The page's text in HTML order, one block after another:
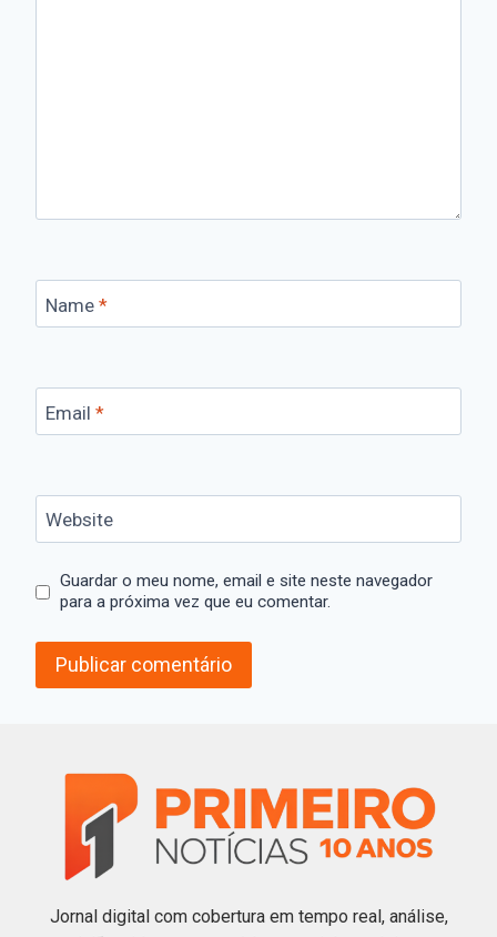
Name *
Email *
Website
Guardar o meu nome, email e site neste navegador
para a próxima vez que eu comentar.
Jornal digital com cobertura em tempo real, análise,